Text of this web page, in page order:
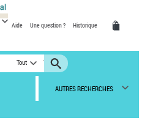
Aide Une question ? Historique
Tout
AUTRES RECHERCHES